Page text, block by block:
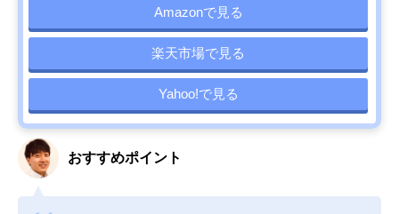
Amazonで見る
楽天市場で見る
Yahoo!で見る
おすすめポイント